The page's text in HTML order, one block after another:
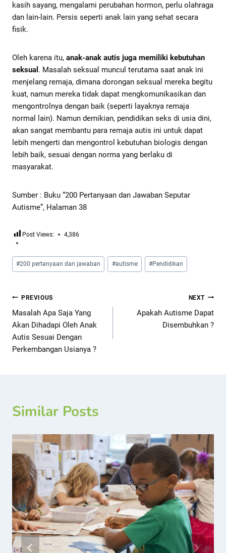
kasih sayang, mengalami perubahan hormon, perlu olahraga
dan lain-lain. Persis seperti anak lain yang sehat secara
fisik.
Oleh karena itu, anak-anak autis juga memiliki kebutuhan
seksual . Masalah seksual muncul terutama saat anak ini
menjelang remaja, dimana dorongan seksual mereka begitu
kuat, namun mereka tidak dapat mengkomunikasikan dan
mengontrolnya dengan baik (seperti layaknya remaja
normal lain). Namun demikian, pendidikan seks di usia dini,
akan sangat membantu para remaja autis ini untuk dapat
lebih mengerti dan mengontrol kebutuhan biologis dengan
lebih baik, sesuai dengan norma yang berlaku di
masyarakat.
Sumber : Buku “200 Pertanyaan dan Jawaban Seputar
Autisme”, Halaman 38
Post Views: 4,386
#200 pertanyaan dan jawaban #autisme #Pendidikan
PREVIOUS
Masalah Apa Saja Yang
Akan Dihadapi Oleh Anak
Autis Sesuai Dengan
Perkembangan Usianya ?
NEXT
Apakah Autisme Dapat
Disembuhkan ?
Similar Posts